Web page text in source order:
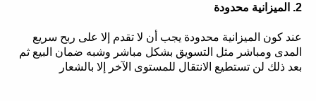
2. الميزانية محدودة
عند كون الميزانية محدودة يجب أن لا تقدم إلا على ربح سريع
المدى ومباشر مثل التسويق بشكل مباشر وشبه ضمان البيع ثم
بعد ذلك لن تستطيع الانتقال للمستوى الآخر إلا بالشعار